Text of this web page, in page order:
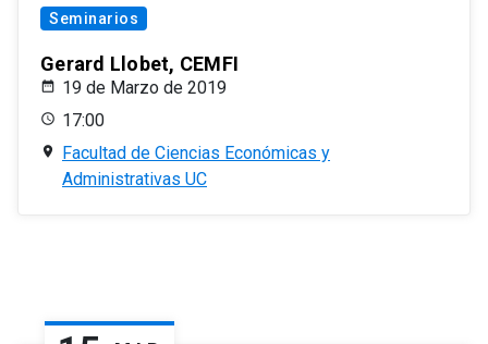
Seminarios
Gerard Llobet, CEMFI
19 de Marzo de 2019
17:00
Facultad de Ciencias Económicas y
Administrativas UC